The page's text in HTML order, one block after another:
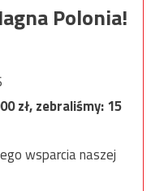
Polonia!
zł, zebraliśmy:15
wsparcia naszej